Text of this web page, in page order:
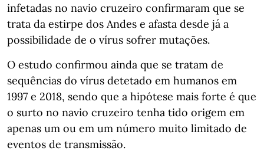
infetadas no navio cruzeiro confirmaram que se
trata da estirpe dos Andes e afasta desde já a
possibilidade de o vírus sofrer mutações.
O estudo confirmou ainda que se tratam de
sequências do vírus detetado em humanos em
1997 e 2018, sendo que a hipótese mais forte é que
o surto no navio cruzeiro tenha tido origem em
apenas um ou em um número muito limitado de
eventos de transmissão.